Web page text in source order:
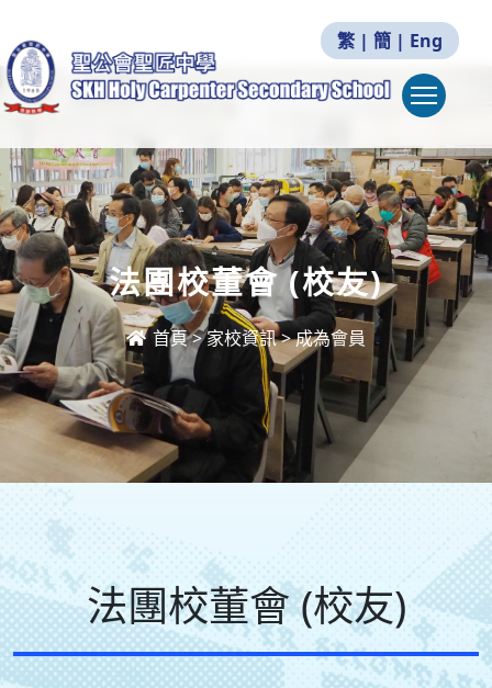
繁 | 簡 | Eng
法團校董會 (校友)
首頁>家校資訊>成為會員
法團校董會 (校友)